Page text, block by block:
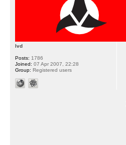
lvd
Posts: 1786
Joined: 07 Apr 2007, 22:28
Group: Registered users